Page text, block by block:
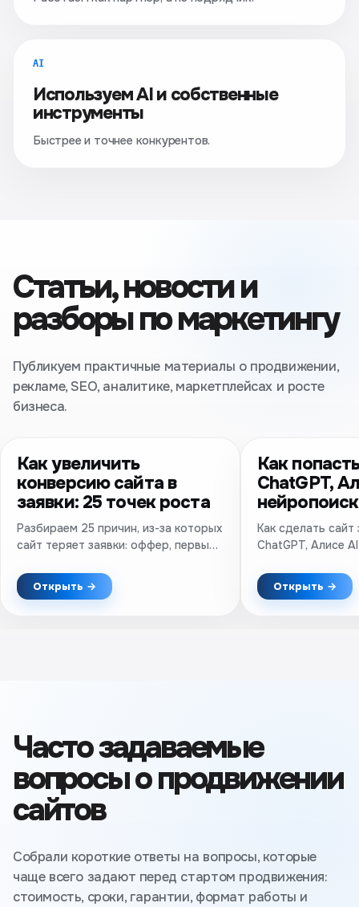
AI
Используем AI и собственные
инструменты
Быстрее и точнее конкурентов.
Статьи, новости и
разборы по маркетингу
Публикуем практичные материалы о продвижении,
рекламе, SEO, аналитике, маркетплейсах и росте
бизнеса.
Как увеличить
конверсию сайта в
заявки: 25 точек роста
Разбираем 25 причин, из-за которых
сайт теряет заявки: оффер, первый
версия, скорость и аналитика.
Практический чек-лист.
Открыть →
Как
ChatGPT,
Как сделать
ChatGPT, Алисе
упоминания и
результатов.
Открыть →
Часто задаваемые
вопросы о продвижении
сайтов
Собрали короткие ответы на вопросы, которые
чаще всего задают перед стартом продвижения:
стоимость, сроки, гарантии, формат работы и